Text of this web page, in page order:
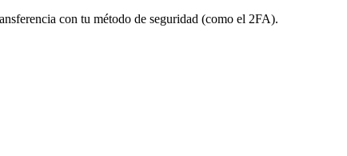
con tu método de seguridad (como el 2FA).